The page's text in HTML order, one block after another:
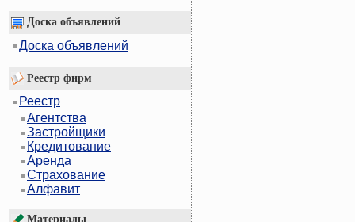
Доска объявлений
Доска объявлений
Реестр фирм
Реестр
Агентства
Застройщики
Кредитование
Аренда
Страхование
Алфавит
Материалы